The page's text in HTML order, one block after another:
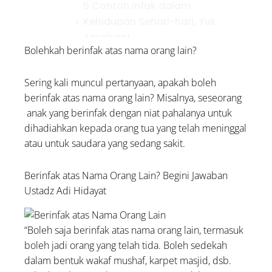
Bolehkah berinfak atas nama orang lain?
Sering kali muncul pertanyaan, apakah boleh
berinfak atas nama orang lain? Misalnya, seseorang
anak yang berinfak dengan niat pahalanya untuk
dihadiahkan kepada orang tua yang telah meninggal
atau untuk saudara yang sedang sakit.
Berinfak atas Nama Orang Lain? Begini Jawaban
Ustadz Adi Hidayat
“Boleh saja berinfak atas nama orang lain, termasuk
boleh jadi orang yang telah tida. Boleh sedekah
dalam bentuk wakaf mushaf, karpet masjid, dsb.